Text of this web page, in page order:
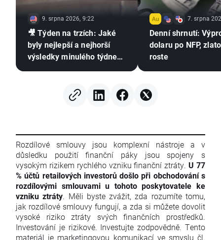
9. srpna 2026, 9:22
🎥 Týden na trzích: Jaké
byly nejlepší a nejhorší
výsledky minulého týdne?
7. srpna
Denní shrnutí:
dolaru po NFP,
roste
Rozdílové smlouvy jsou komplexní nástroje a v
důsledku použití finanční páky jsou spojeny s
vysokým rizikem rychlého vzniku finanční ztráty. U 77
% účtů retailových investorů došlo při obchodování s
rozdílovými smlouvami u tohoto poskytovatele ke
vzniku ztráty. Měli byste zvážit, zda rozumíte tomu,
jak rozdílové smlouvy fungují, a zda si můžete dovolit
vysoké riziko ztráty svých finančních prostředků.
Investování je rizikové. Investujte zodpovědně. Tento
materiál je marketingovou komunikací ve smyslu čl.